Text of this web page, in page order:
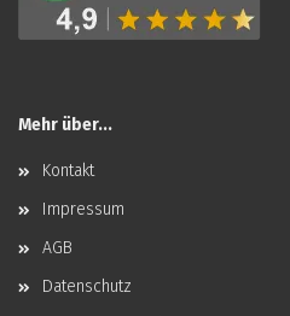
Mehr über...
Kontakt
Impressum
AGB
Datenschutz